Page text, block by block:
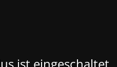
ist eingeschaltet